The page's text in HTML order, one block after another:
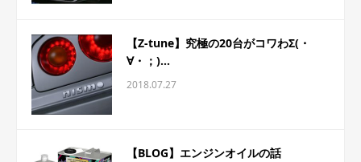
【Z-tune】究極の20台がコワわΣ(・
∀・；)...
2018.07.27
【BLOG】エンジンオイルの話